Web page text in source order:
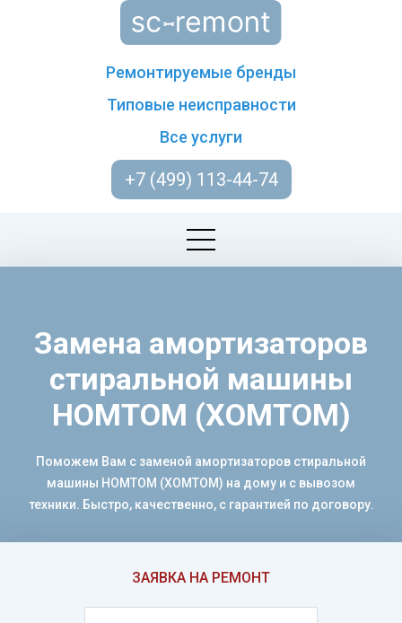
Ремонтируемые бренды
Типовые неисправности
Все услуги
+7 (499) 113-44-74
ЗАЯВКА НА РЕМОНТ
Замена амортизаторов
стиральной машины
HOMTOM (ХОМТОМ)
Поможем Вам с заменой амортизаторов стиральной
машины HOMTOM (ХОМТОМ) на дому и с вывозом
техники. Быстро, качественно, с гарантией по договору.